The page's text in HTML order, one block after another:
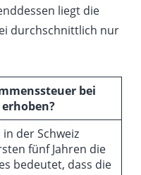
liegt die
durchschnittlich nur
bei
der Schweiz
fünf Jahren die
bedeutet, dass die